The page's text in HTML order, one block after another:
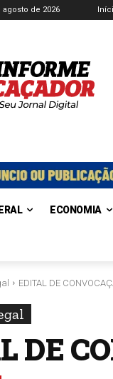
de 2026
ECONOMIA
EDITAL DE
DE